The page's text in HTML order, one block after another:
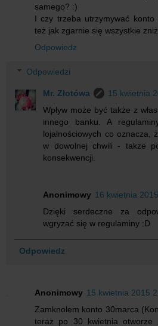
samego? :)
I czy trzeba utrzymywać
też jak zgarnie się wszystkie
Odpowiedz
Odpowiedzi
Mr. Złotówa
15 kwietnia
Wpływ może być także z
innego banku. A
lojalnościowych co oznacza,
w dowolnej chwili - także
konsekwencji.
Anonimowy 16 kwietnia
Dzięki serdeczne za
wgryzać się w regulaminy :D
Odpowiedz
Anonimowy 15 kwietnia 2015
Zamknolem konto 30marca
teraz po 30 kwietnia otworze